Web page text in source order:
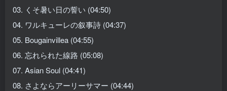
03. くそ暑い日の誓い (04:50)
04. ワルキューレの叙事詩 (04:37)
05. Bougainvillea (04:55)
06. 忘れられた線路 (05:08)
07. Asian Soul (04:41)
08. さよならアーリーサマー (04:44)